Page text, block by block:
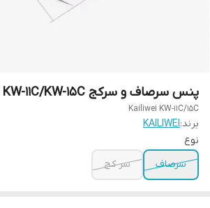
پنس سرصاف و سرکج Kailiwei KW-11C/KW-15C
Kailiwei KW-11C/15C
برند:KAILIWEI
نوع
سرصاف
سر کج